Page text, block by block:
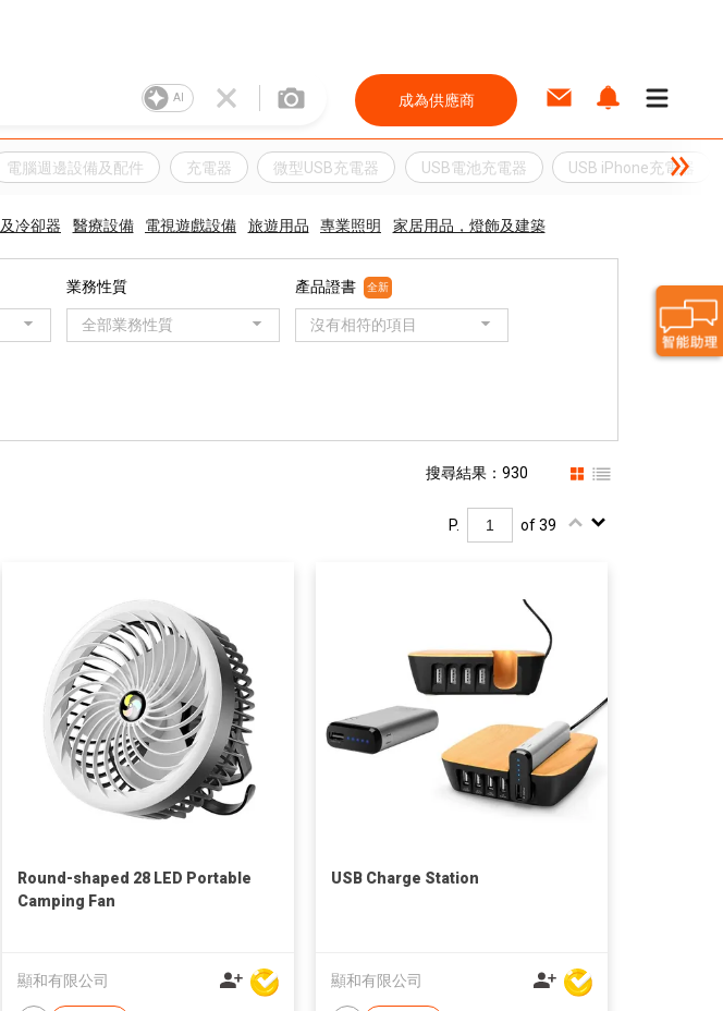
AI 成為供應商
電腦週邊設備及配件 充電器 微型USB充電器 USB電池充電器 USB iPhone充電器
冷卻器 醫療設備 電視遊戲設備 旅遊用品 專業照明 家居用品，燈飾及建築
業務性質
全部業務性質
產品證書 全新
沒有相符的項目
搜尋結果：930
P. of 39
Round-shaped 28 LED Portable
Camping Fan
顯和有限公司
USB Charge Station
顯和有限公司